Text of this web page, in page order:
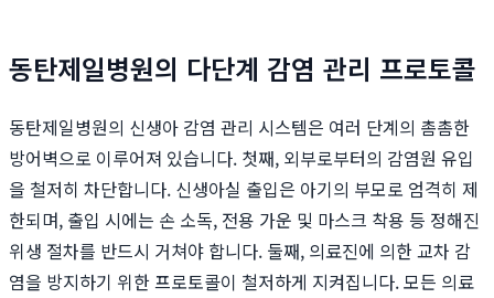
동탄제일병원의 다단계 감염 관리 프로토콜
동탄제일병원의 신생아 감염 관리 시스템은 여러 단계의 촘촘한
방어벽으로 이루어져 있습니다. 첫째, 외부로부터의 감염원 유입
을 철저히 차단합니다. 신생아실 출입은 아기의 부모로 엄격히 제
한되며, 출입 시에는 손 소독, 전용 가운 및 마스크 착용 등 정해진
위생 절차를 반드시 거쳐야 합니다. 둘째, 의료진에 의한 교차 감
염을 방지하기 위한 프로토콜이 철저하게 지켜집니다. 모든 의료